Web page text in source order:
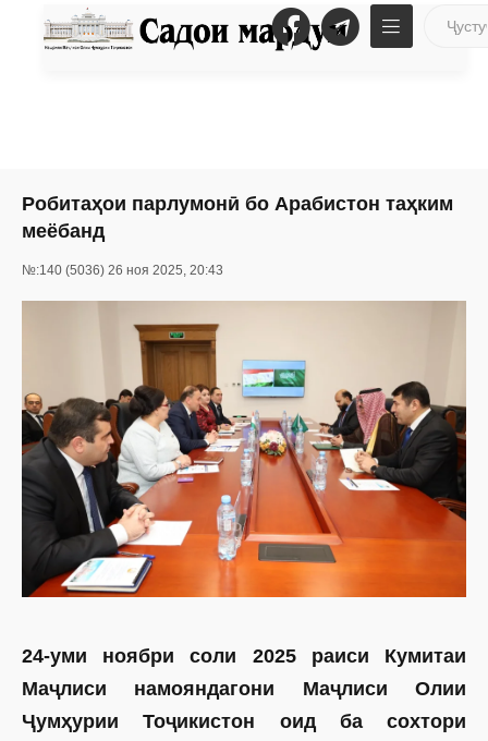
Робитаҳои парлумонӣ бо Арабистон таҳким
меёбанд
№:140 (5036) 26 ноя 2025, 20:43
24-уми ноябри соли 2025 раиси Кумитаи
Маҷлиси намояндагони Маҷлиси Олии
Ҷумҳурии Тоҷикистон оид ба сохтори